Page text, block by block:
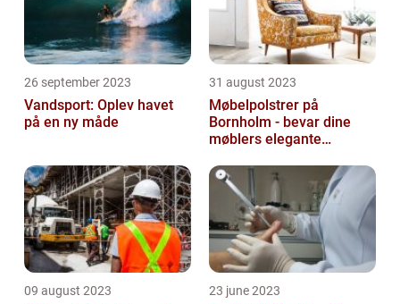
26 september 2023
Vandsport: Oplev havet
på en ny måde
31 august 2023
Møbelpolstrer på
Bornholm - bevar dine
møblers elegante
09 august 2023 23 june 2023